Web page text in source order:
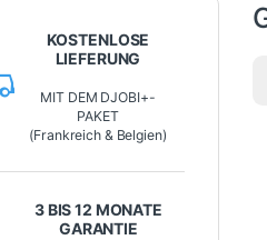
KOSTENLOSE
LIEFERUNG
MIT DEM DJOBI+-
PAKET
(Frankreich & Belgien)
3 BIS 12 MONATE
GARANTIE